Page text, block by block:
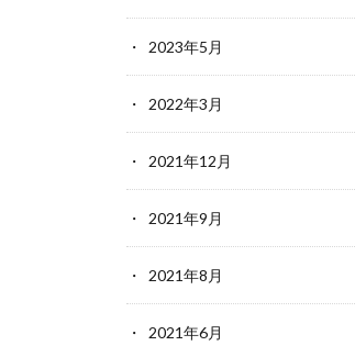
2023年5月
2022年3月
2021年12月
2021年9月
2021年8月
2021年6月